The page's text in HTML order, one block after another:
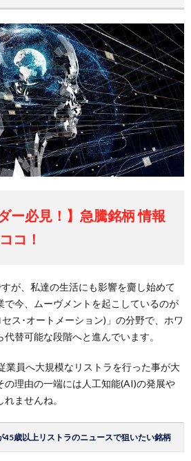
ー必見！】急騰銘柄 情報
コ！
が、私達の生活にも影響を齎し始めて
で今、ムーヴメントを起こしているのが
ス･オートメーション)」の分野で、ホワ
替可能な段階へと進んでいます。
業員へ大規模なリストラを行った事が大
の理由の一端には人工知能(AI)の発展や
ませんね。
45歳以上リストラのニュースで狙いたい銘柄